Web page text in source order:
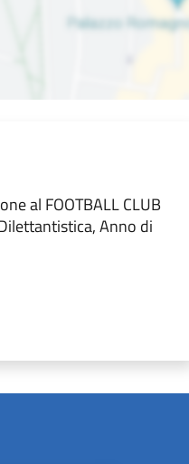
al FOOTBALL CLUB
Anno di